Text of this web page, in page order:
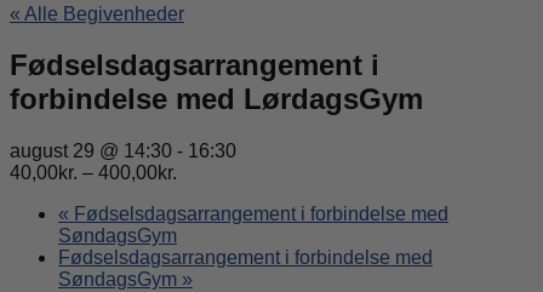
« Alle Begivenheder
Fødselsdagsarrangement i
forbindelse med LørdagsGym
august 29 @ 14:30 - 16:30
40,00kr. – 400,00kr.
« Fødselsdagsarrangement i forbindelse med
SøndagsGym
Fødselsdagsarrangement i forbindelse med
SøndagsGym »